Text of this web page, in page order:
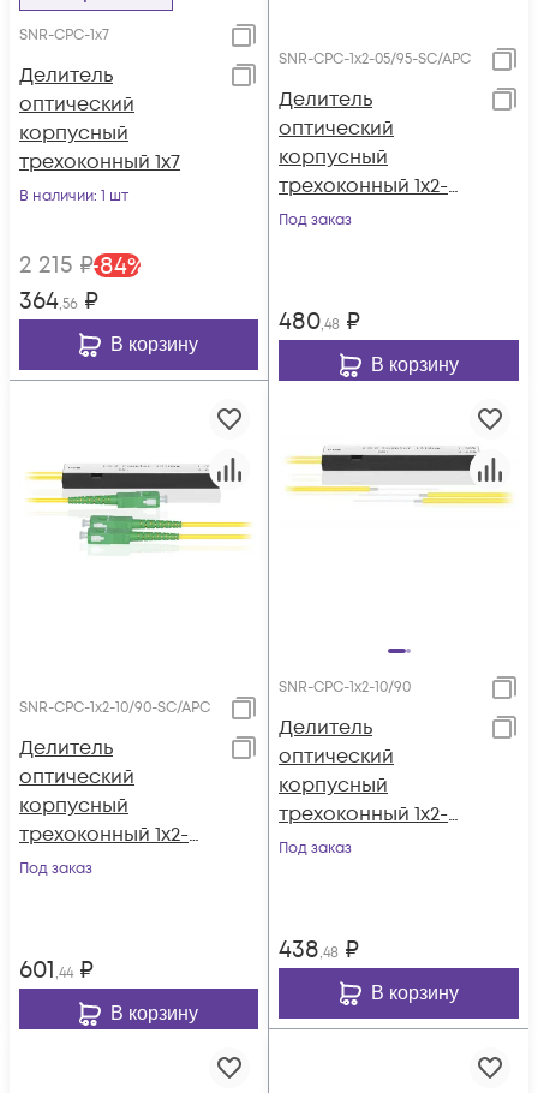
SNR-CPC-1x7
Делитель
оптический
корпусный
трехоконный 1х7
В наличии: 1 шт
2 215 ₽-84%
364,56 ₽
В корзину
SNR-CPC-1x2-05/95-SC/APC
Делитель
оптический
корпусный
трехоконный 1х2-
05/95 SC/APC
Под заказ
480,48 ₽
В корзину
SNR-CPC-1x2-10/90-SC/APC
Делитель
оптический
корпусный
трехоконный 1х2-
10/90 SC/APC
Под заказ
601,44 ₽
В корзину
SNR-CPС-1x2-10/90
Делитель
оптический
корпусный
трехоконный 1х2-
10/90
Под заказ
438,48 ₽
В корзину